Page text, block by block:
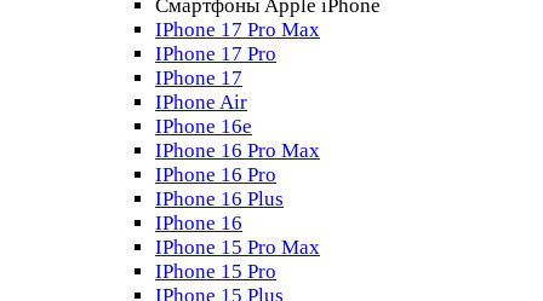
Смартфоны Apple iPhone
IPhone 17 Pro Max
IPhone 17 Pro
IPhone 17
IPhone Air
IPhone 16e
IPhone 16 Pro Max
IPhone 16 Pro
IPhone 16 Plus
IPhone 16
IPhone 15 Pro Max
IPhone 15 Pro
IPhone 15 Plus